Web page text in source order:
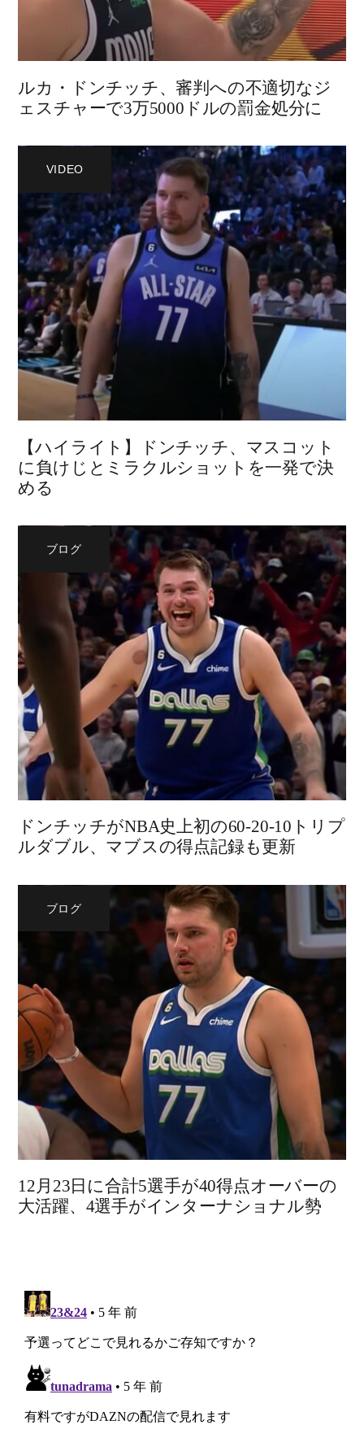
ルカ・ドンチッチ、審判への不適切なジ
ェスチャーで3万5000ドルの罰金処分に
VIDEO
【ハイライト】ドンチッチ、マスコット
に負けじとミラクルショットを一発で決
める
ブログ
ドンチッチがNBA史上初の60-20-10トリプ
ルダブル、マブスの得点記録も更新
ブログ
12月23日に合計5選手が40得点オーバーの
大活躍、4選手がインターナショナル勢